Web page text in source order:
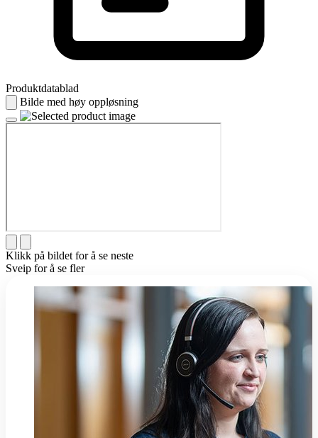
Produktdatablad
Bilde med høy oppløsning
Klikk på bildet for å se neste
Sveip for å se fler